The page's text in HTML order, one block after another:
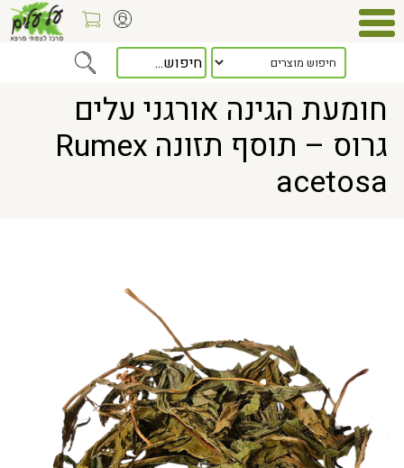
> חומעת הגינה אורגני עלים גרוס – תוסף תזונה Rumex acetosa
חומעת הגינה אורגני עלים
גרוס – תוסף תזונה Rumex
acetosa